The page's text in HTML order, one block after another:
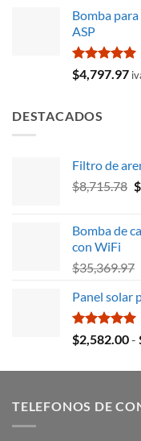
de 5
Bomba
ASP
Valorado
con
$4,797.97
DESTACADOS
Filtro de
$8,715.78 $
Bomba de
con WiFi
$35,369.97
Panel solar
Valorado
con
$2,582.00-
TELEFONOS DE